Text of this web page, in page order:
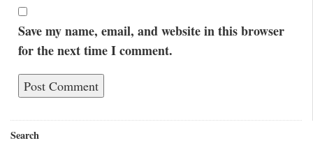
Save my name, email, and website in this browser
for the next time I comment.
Search